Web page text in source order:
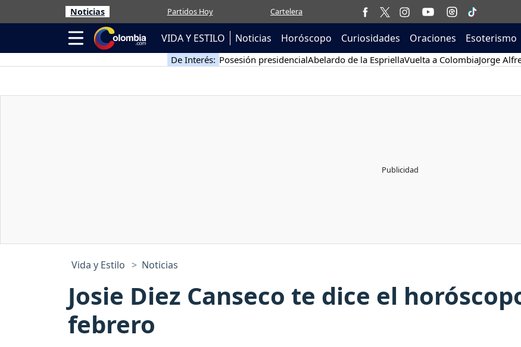
Noticias Partidos Hoy Cartelera
VIDA Y ESTILO Noticias Horóscopo Curiosidades Oraciones Esoterismo
De Interés: Posesión presidencialAbelardo de la EspriellaVuelta a ColombiaJorge
Vida y Estilo Noticias
Josie Diez Canseco te dice el
febrero